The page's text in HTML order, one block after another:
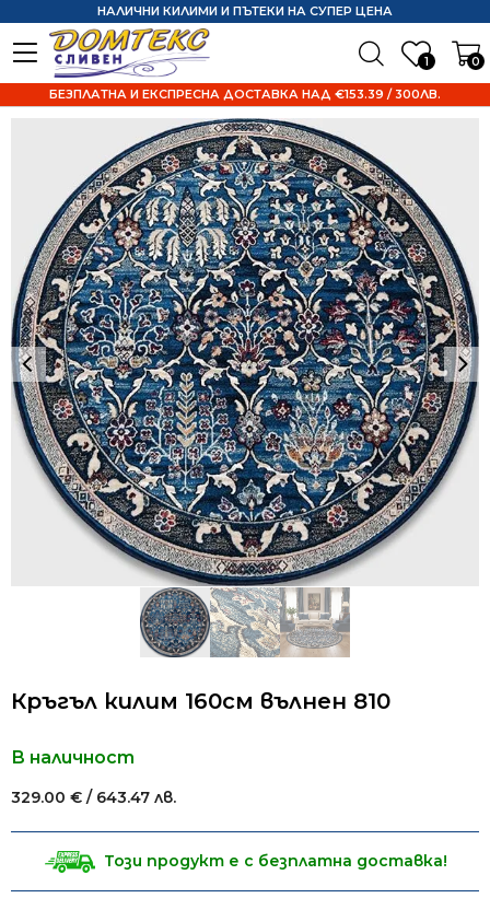
1 0
НАЛИЧНИ КИЛИМИ И ПЪТЕКИ НА СУПЕР ЦЕНА
БЕЗПЛАТНА И ЕКСПРЕСНА ДОСТАВКА НАД €153.39 / 300ЛВ.
Кръгъл килим 160см вълнен 810
В наличност
329.00 € / 643.47 лв.
Този продукт е с безплатна доставка!